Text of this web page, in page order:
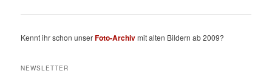
Kennt ihr schon unserFoto-Archivmit alten Bildern ab 2009?
NEWSLETTER